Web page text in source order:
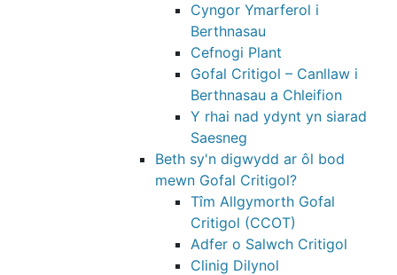
Cyngor Ymarferol i
Berthnasau
Cefnogi Plant
Gofal Critigol – Canllaw i
Berthnasau a Chleifion
Y rhai nad ydynt yn siarad
Saesneg
Beth sy'n digwydd ar ôl bod
mewn Gofal Critigol?
Tîm Allgymorth Gofal
Critigol (CCOT)
Adfer o Salwch Critigol
Clinig Dilynol